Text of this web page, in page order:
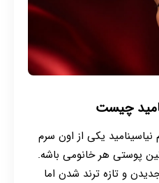
چیست
یکی از اون سرم
پوستی هر خانومی باشه.
و تازه ترند شدن اما